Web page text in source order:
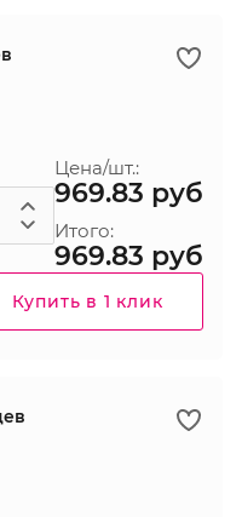
Цена/шт.:
969.83 руб
Итого:
969.83 руб
Купить в 1 клик